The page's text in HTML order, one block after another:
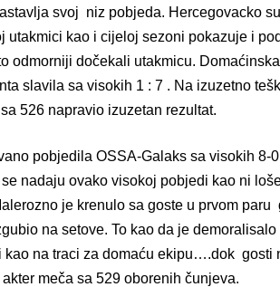
svoj niz pobjeda. Hercegovacko
kao i cijeloj sezoni pokazuje i
odmorniji dočekali utakmicu.
slavila sa visokih 1 : 7 . Na izuzetno
526 napravio izuzetan rezultat.
pobjedila OSSA-Galaks sa visokih 8-
nadaju ovako visokoj pobjedi kao ni
je krenulo sa goste u prvom paru
na setove. To kao da je demoralisalo
na traci za domaću ekipu….dok gosti
meča sa 529 oborenih čunjeva.